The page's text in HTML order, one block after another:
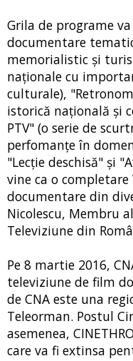
Grila de programe
documentare
memorialistic şi
naţionale cu
culturale),
istorică naţională şi
PTV" (o serie de
perfomanţe în
"Lecţie deschisă" şi
vine ca o
documentare din
Nicolescu, Membru
Televiziune din
Pe 8 martie 2016,
televiziune de film
de CNA este una
Teleorman. Postul
asemenea,
care va fi extinsa